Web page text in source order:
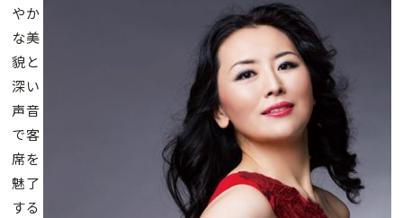
やか
な美
貌と
深い
声音
で客
席を
魅了
する